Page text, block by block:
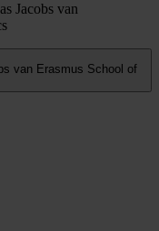
Jacobs van
van Erasmus School of